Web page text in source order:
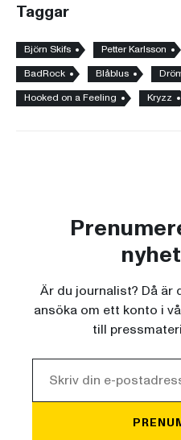
Taggar
Björn Skifs Petter Karlsson
BadRock
Blåblus
Hooked on a Feeling
Kryzz
Är du journalist? Då är
ansöka om ett konto i
till